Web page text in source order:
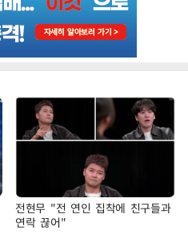
전현무 "전 연인 집착에 친구들과
연락 끊어"